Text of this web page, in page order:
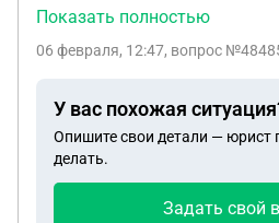
Генеральная доверенность
вклад. Как узнать, куда
генералбной доверенности,
сможет в Беларуси в
шанс вернуть ему его же
Показать полностью
06 февраля, 12:47, вопрос
У вас похожая
Опишите свои детали — юрист
делать.
Задать свой